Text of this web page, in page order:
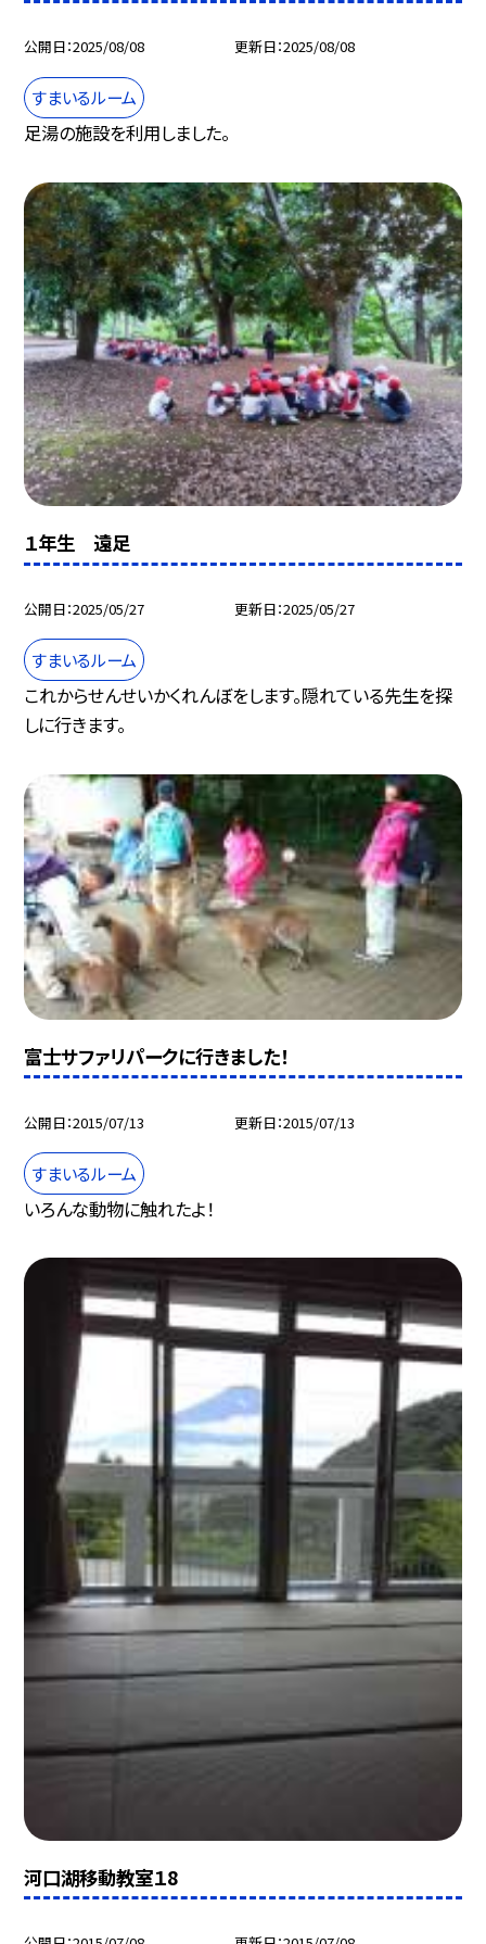
公開日 2025/08/08 更新日 2025/08/08
すまいるルーム
足湯の施設を利用しました。
１年生 遠足
公開日 2025/05/27 更新日 2025/05/27
すまいるルーム
これからせんせいかくれんぼをします。隠れている先生を探
しに行きます。
富士サファリパークに行きました！
公開日 2015/07/13 更新日 2015/07/13
すまいるルーム
いろんな動物に触れたよ！
河口湖移動教室１8